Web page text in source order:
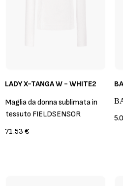
LADY X-TANGA W - WHITE2
Maglia da donna sublimata in
tessuto FIELDSENSOR
71.53 €